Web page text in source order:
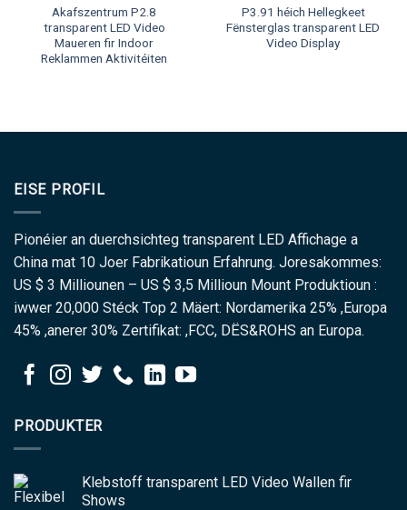
Akafszentrum P2.8
transparent LED Video
Maueren fir Indoor
Reklammen Aktivitéiten
P3.91 héich Hellegkeet
Fënsterglas transparent LED
Video Display
EISE PROFIL
Pionéier an duerchsichteg transparent LED Affichage a
China mat 10 Joer Fabrikatioun Erfahrung. Joresakommes:
US $ 3 Milliounen – US $ 3,5 Millioun Mount Produktioun :
iwwer 20,000 Stéck Top 2 Mäert: Nordamerika 25% ,Europa
45% ,anerer 30% Zertifikat: ,FCC, DËS&ROHS an Europa.
PRODUKTER
Klebstoff transparent LED Video Wallen fir
Shows